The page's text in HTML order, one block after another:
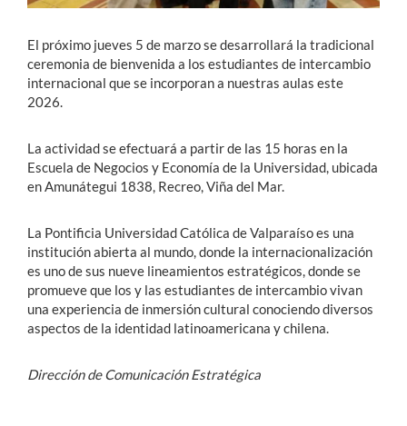
El próximo jueves 5 de marzo se desarrollará la tradicional
ceremonia de bienvenida a los estudiantes de intercambio
internacional que se incorporan a nuestras aulas este
2026.
La actividad se efectuará a partir de las 15 horas en la
Escuela de Negocios y Economía de la Universidad, ubicada
en Amunátegui 1838, Recreo, Viña del Mar.
La Pontificia Universidad Católica de Valparaíso es una
institución abierta al mundo, donde la internacionalización
es uno de sus nueve lineamientos estratégicos, donde se
promueve que los y las estudiantes de intercambio vivan
una experiencia de inmersión cultural conociendo diversos
aspectos de la identidad latinoamericana y chilena.
Dirección de Comunicación Estratégica